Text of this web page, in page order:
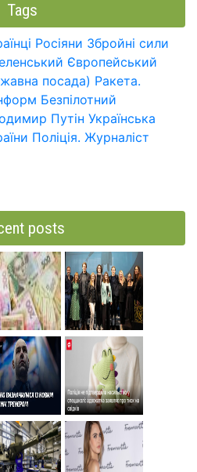
Tags
Росіяни Збройні сили
Європейський
посада) Ракета.
Безпілотний
Путін Українська
Поліція. Журналіст
posts